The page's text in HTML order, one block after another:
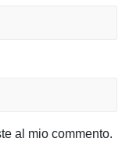
al mio commento.